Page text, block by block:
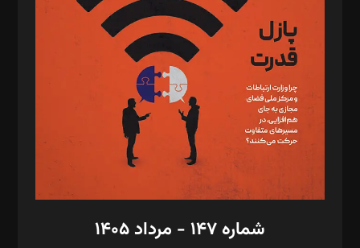
تحریریه‌: مجتبی محمود‌ی، آرش برهمند، یسنا امان‌پور، سروش کرمیان،
مصطفی مسجدی آرانی، ابوالفضل رجبی، زهرا فکرانه، فائزه فتحی
رستمی،مصطفی باستان
ویرایش: نگار استاد‌‌آقا
طراح یونیفرم: مجید توکلی
فیلمبرداری و عکاسی: امیر شفیعی، مانی لطفی زاده
گرافیک و صفحه‌آرایی: سید‌سبحان‌علی ثابت
مد‌یر توسعه تجاری: کامبیز برید‌
امور مالی: شاپور رهبری، محمد‌ کاظمی‌نیا
شماره ۱۴۷ - مرداد ۱۴۰۵